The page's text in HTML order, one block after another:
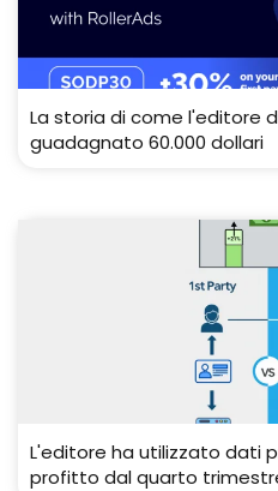
La storia di come l'editore
guadagnato 60.000 dollari
L'editore ha utilizzato dati
profitto dal quarto